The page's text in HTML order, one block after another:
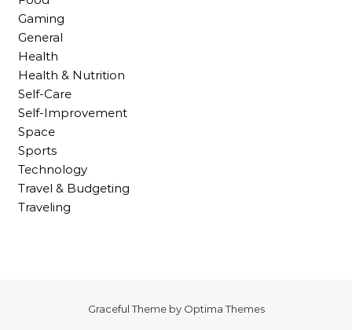
Gaming
General
Health
Health & Nutrition
Self-Care
Self-Improvement
Space
Sports
Technology
Travel & Budgeting
Traveling
Graceful Theme by Optima Themes